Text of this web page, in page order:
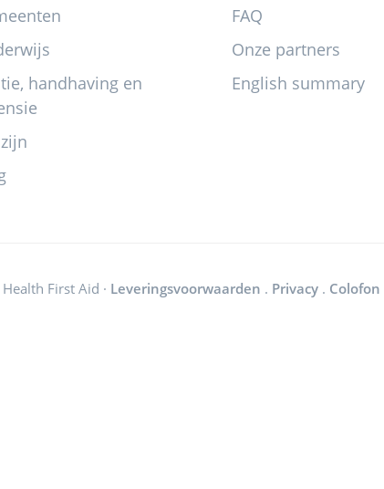
handhaving en
FAQ
Onze partners
English summary
First Aid · Leveringsvoorwaarden . Privacy. Colofon